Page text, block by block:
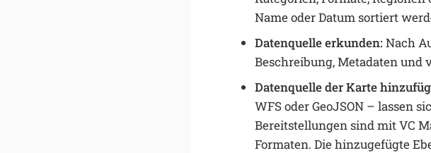
Name oder Datum sortiert
Datenquelle erkunden: Nach
Beschreibung, Metadaten und
Datenquelle der Karte
WFS oder GeoJSON – lassen
Bereitstellungen sind mit VC
Formaten. Die hinzugefügte